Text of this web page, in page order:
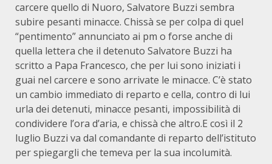
carcere quello di Nuoro, Salvatore Buzzi sembra
subire pesanti minacce. Chissà se per colpa di quel
“pentimento” annunciato ai pm o forse anche di
quella lettera che il detenuto Salvatore Buzzi ha
scritto a Papa Francesco, che per lui sono iniziati i
guai nel carcere e sono arrivate le minacce. C’è stato
un cambio immediato di reparto e cella, contro di lui
urla dei detenuti, minacce pesanti, impossibilità di
condividere l’ora d’aria, e chissà che altro.E così il 2
luglio Buzzi va dal comandante di reparto dell’istituto
per spiegargli che temeva per la sua incolumità.